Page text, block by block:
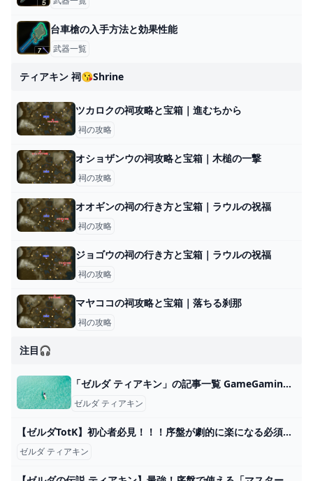
台車槍の入手方法と効果性能
武器一覧
ティアキン 祠😘shrine
ツカロクの祠攻略と宝箱｜進むちから
祠の攻略
オショザンウの祠攻略と宝箱｜木槌の一撃
祠の攻略
オオギンの祠の行き方と宝箱｜ラウルの祝福
祠の攻略
ジョゴウの祠の行き方と宝箱｜ラウルの祝福
祠の攻略
マヤココの祠攻略と宝箱｜落ちる刹那
祠の攻略
注目🎧
「ゼルダ ティアキン」の記事一覧 GameGamingGames
ゼルダ ティアキン
【ゼルダTotK】初心者必見！！！序盤が劇的に楽になる必須級のテクニックを10個紹介！！！【ゼルダの伝説 ティアーズオブザキングダム】【攻略・解説】 - YouTube
ゼルダ ティアキン